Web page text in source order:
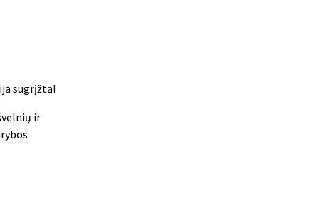
sugrįžta!
ir